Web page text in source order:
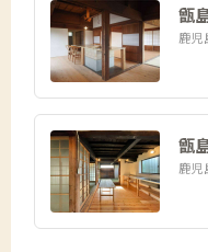
甑
鹿児
甑
鹿児